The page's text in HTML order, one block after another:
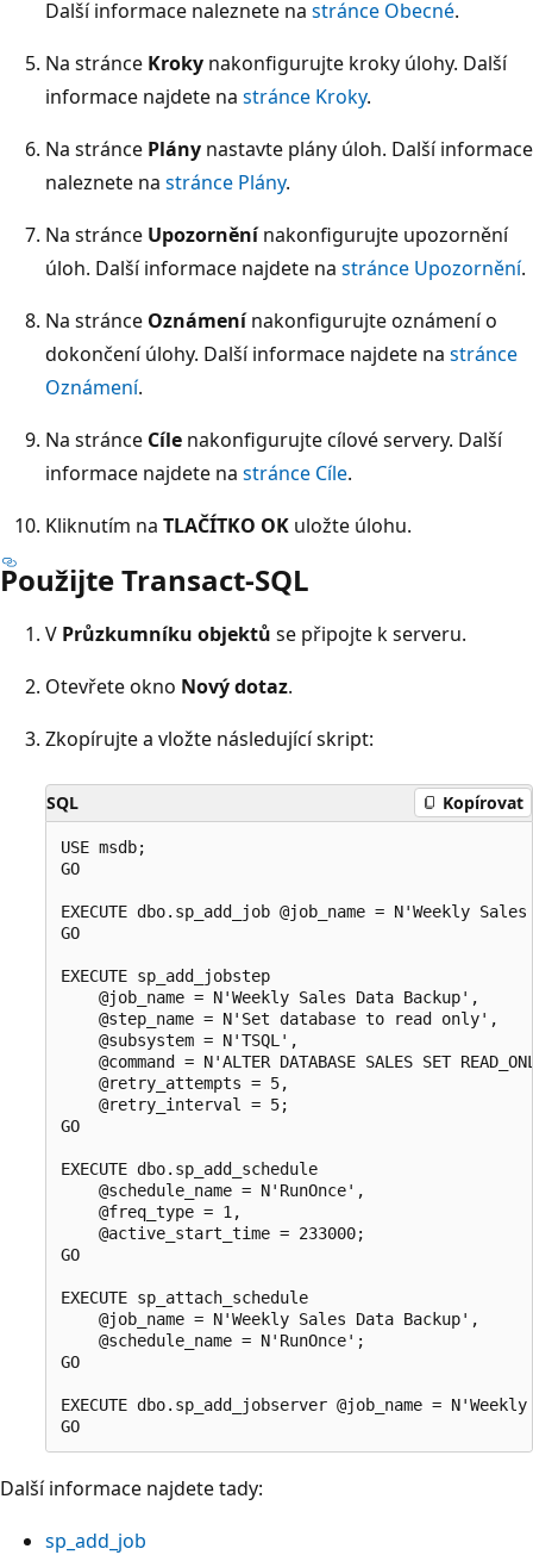
Další informace naleznete na stránce Obecné.
Na stránce Kroky nakonfigurujte kroky úlohy. Další
informace najdete na stránce Kroky.
Na stránce Plány nastavte plány úloh. Další informace
naleznete na stránce Plány.
Na stránce Upozorněnínakonfigurujte upozornění
úloh. Další informace najdete na stránce Upozornění.
Na stránce Oznámenínakonfigurujte oznámení o
dokončení úlohy. Další informace najdete na stránce
Oznámení.
Na stránce Cíle nakonfigurujte cílové servery. Další
informace najdete na stránce Cíle.
Kliknutím na TLAČÍTKO OK uložte úlohu.
Použijte Transact-SQL
V Průzkumníku objektů se připojte k serveru.
Otevřete okno Nový dotaz.
Zkopírujte a vložte následující skript:
SQL Kopírovat
USE msdb;
GO
EXECUTE dbo.sp_add_job @job_name = N'Weekly
GO
EXECUTE sp_add_jobstep
    @job_name = N'Weekly Sales Data Backup',
    @step_name = N'Set database to read only',
    @subsystem = N'TSQL',
@command = N'ALTER DATABASE SALES SET
    @retry_attempts = 5,
    @retry_interval = 5;
GO
EXECUTE dbo.sp_add_schedule
    @schedule_name = N'RunOnce',
    @freq_type = 1,
    @active_start_time = 233000;
GO
EXECUTE sp_attach_schedule
    @job_name = N'Weekly Sales Data Backup',
    @schedule_name = N'RunOnce';
GO
EXECUTE dbo.sp_add_jobserver @job_name =
Další informace najdete tady:
sp_add_job